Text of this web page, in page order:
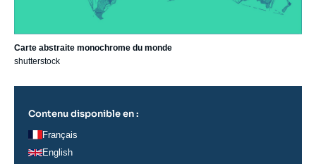
Carte abstraite monochrome du monde
shutterstock
Contenu disponible en :
Français
English